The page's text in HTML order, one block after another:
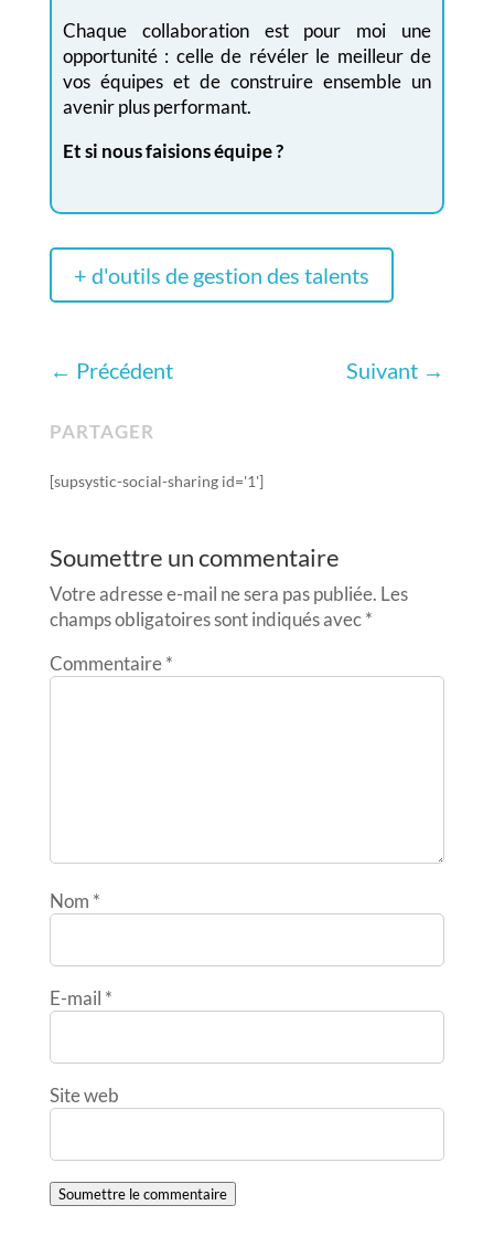
Chaque collaboration est pour moi une
opportunité : celle de révéler le meilleur de
vos équipes et de construire ensemble un
avenir plus performant.
Et si nous faisions équipe ?
+ d'outils de gestion des talents
← Précédent Suivant →
PARTAGER
[supsystic-social-sharing id='1']
Soumettre un commentaire
Votre adresse e-mail ne sera pas publiée. Les
champs obligatoires sont indiqués avec*
Commentaire*
Nom *
E-mail *
Site web
Soumettre le commentaire